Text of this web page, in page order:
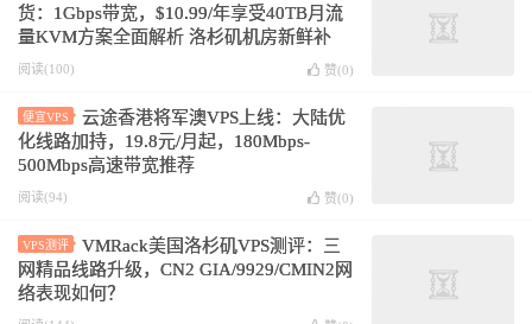
货：1Gbps带宽，$10.99/年享受40TB月流
量KVM方案全面解析 洛杉矶机房新鲜补
货！
阅读(100) 赞(0)
便宜VPS
云途香港将军澳VPS上线：大陆优
化线路加持，19.8元/月起，180Mbps-
500Mbps高速带宽推荐
阅读(94) 赞(0)
VPS测评
VMRack美国洛杉矶VPS测评：三
网精品线路升级，CN2 GIA/9929/CMIN2网
络表现如何？